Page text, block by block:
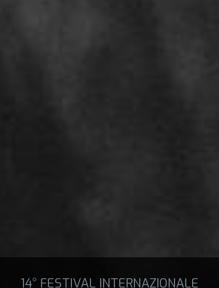
14° FESTIVAL INTERNAZIONALE